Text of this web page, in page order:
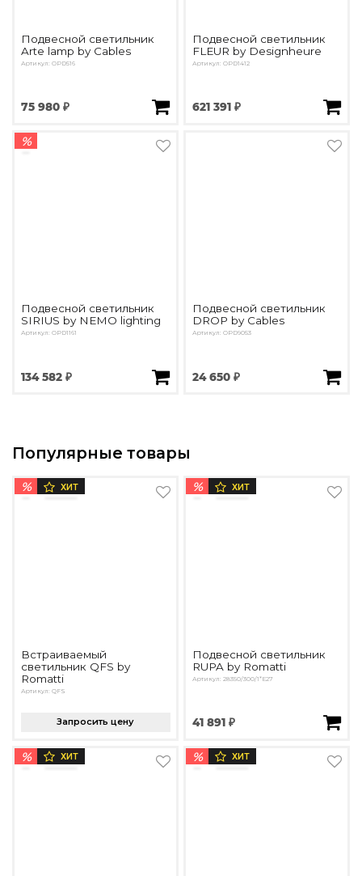
Подвесной светильник
Arte lamp by Cables
Артикул: OPD516
75 980 ₽
Подвесной светильник
FLEUR by Designheure
Артикул: OPD1412
621 391 ₽
%
Подвесной светильник
SIRIUS by NEMO lighting
Артикул: OPD1161
134 582 ₽
Подвесной светильник
DROP by Cables
Артикул: OPD9053
24 650 ₽
Популярные товары
% ХИТ
Встраиваемый
светильник QFS by
Romatti
Артикул: QFS
Запросить цену
% ХИТ
Подвесной светильник
RUPA by Romatti
Артикул: 28350/300/1*E27
41 891 ₽
% ХИТ % ХИТ